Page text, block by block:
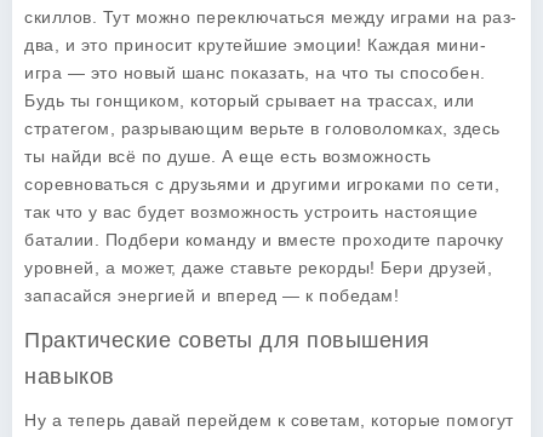
скиллов. Тут можно переключаться между играми на раз-
два, и это приносит крутейшие эмоции! Каждая мини-
игра — это новый шанс показать, на что ты способен.
Будь ты гонщиком, который срывает на трассах, или
стратегом, разрывающим верьте в головоломках, здесь
ты найди всё по душе. А еще есть возможность
соревноваться с друзьями и другими игроками по сети,
так что у вас будет возможность устроить настоящие
баталии. Подбери команду и вместе проходите парочку
уровней, а может, даже ставьте рекорды! Бери друзей,
запасайся энергией и вперед — к победам!
Практические советы для повышения
навыков
Ну а теперь давай перейдем к советам, которые помогут